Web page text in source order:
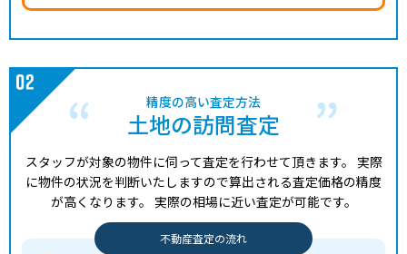
精度の高い査定方法
土地の訪問査定
スタッフが対象の物件に伺って査定を行わせて頂きます。 実際
に物件の状況を判断いたしますので算出される査定価格の精度
が高くなります。 実際の相場に近い査定が可能です。
不動産査定の流れ